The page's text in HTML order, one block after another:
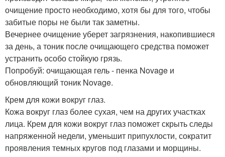
очищение просто необходимо, хотя бы для того, чтобы
забитые поры не были так заметны.
Вечернее очищение уберет загрязнения, накопившиеся
за день, а тоник после очищающего средства поможет
устранить особо стойкую грязь.
Попробуй: очищающая гель - пенка Novage и
обновляющий тоник Novage.
Крем для кожи вокруг глаз.
Кожа вокруг глаз более сухая, чем на других участках
лица. Крем для кожи вокруг глаз поможет скрыть следы
напряженной недели, уменьшит припухлости, сократит
проявления темных кругов под глазами и морщины.